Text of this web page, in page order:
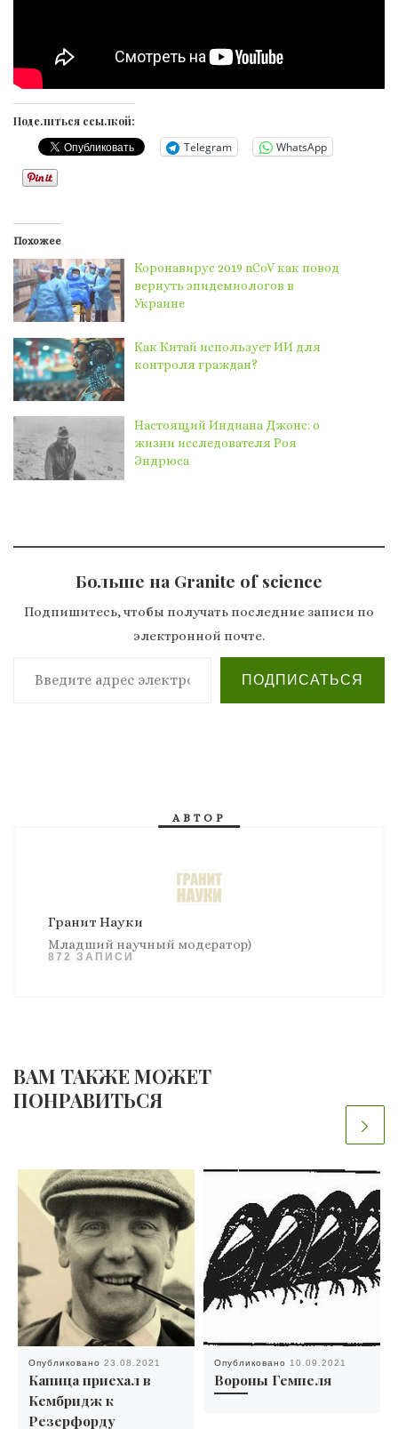
Поделиться ссылкой:
Telegram WhatsApp
Похожее
Коронавирус 2019 nCoV как повод
вернуть эпидемиологов в
Украине
Как Китай использует ИИ для
контроля граждан?
Настоящий Индиана Джонс: о
жизни исследователя Роя
Эндрюса
Больше на Granite of science
Подпишитесь, чтобы получать последние записи по
электронной почте.
Введите адрес электронной почты…
ПОДПИСАТЬСЯ
АВТОР
Гранит Науки
Младший научный модератор)
872 ЗАПИСИ
ВАМ ТАКЖЕ МОЖЕТ
ПОНРАВИТЬСЯ
Опубликовано 23.08.2021
Капица приехал в
Кембридж к
Резерфорду
Опубликовано 10.09.2021
Вороны Гемпеля